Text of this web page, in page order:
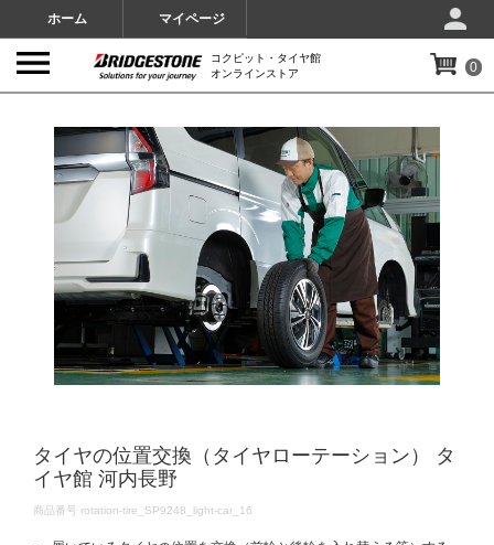
ホーム マイページ
コクピット・タイヤ館
オンラインストア
0
タイヤの位置交換（タイヤローテーション） タ
イヤ館 河内長野
DETAILS
商品番号 rotation-tire_SP9248_light-car_16